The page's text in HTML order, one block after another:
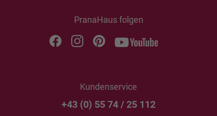
PranaHaus folgen
Kundenservice
+43 (0) 55 74 / 25 112